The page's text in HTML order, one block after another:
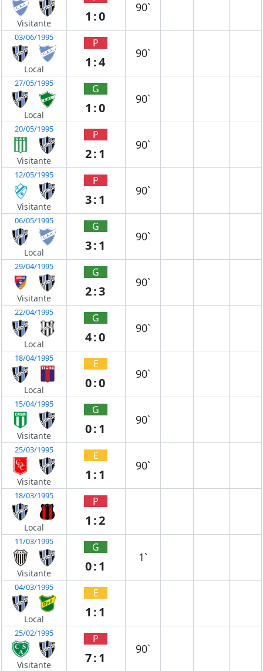
Visitante 1:0
90`
03/06/1995
Local
P
1:4
90`
27/05/1995
Local
G
1:0
90`
20/05/1995
Visitante
P
2:1
90`
12/05/1995
Visitante
P
3:1
90`
06/05/1995
Local
G
3:1
90`
29/04/1995
Visitante
G
2:3
90`
22/04/1995
Local
G
4:0
90`
18/04/1995
Local
E
0:0
90`
15/04/1995
Visitante
G
0:1
90`
25/03/1995
Visitante
E
1:1
90`
18/03/1995
Local
P
1:2
11/03/1995
Visitante
G
0:1
1`
04/03/1995
Local
E
1:1
25/02/1995
Visitante
P
7:1
90`